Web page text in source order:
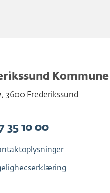
Kommune
, 3600 Frederikssund
35 10 00